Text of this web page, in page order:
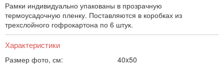
Рамки индивидуально упакованы в прозрачную
термоусадочную пленку. Поставляются в коробках из
трехслойного гофрокартона по 6 штук.
Характеристики
Размер фото, см:
40x50